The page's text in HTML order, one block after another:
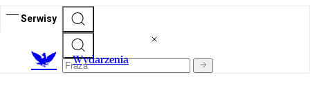
Serwisy
Wydarzenia